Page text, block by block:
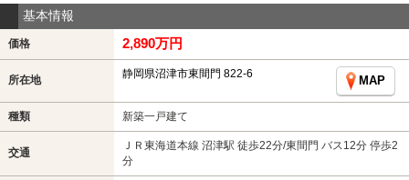
基本情報
価格 2,890万円
所在地 静岡県沼津市東間門 822-6
MAP
種類 新築一戸建て
交通
ＪＲ東海道本線 沼津駅 徒歩22分/東間門 バス12分 停歩2
分